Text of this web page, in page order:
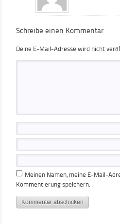
Schreibe einen Kommentar
Deine E-Mail-Adresse wird nicht
Meinen Namen, meine E-Mail-
Kommentierung speichern.